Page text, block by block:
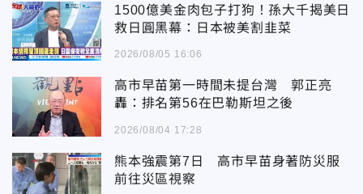
1500億美金肉包子打狗！孫大千揭美日
救日圓黑幕：日本被美割韭菜
2026/08/05 16:06
高市早苗第一時間未提台灣 郭正亮
轟：排名第56在巴勒斯坦之後
2026/08/04 17:28
熊本強震第7日 高市早苗身著防災服
前往災區視察